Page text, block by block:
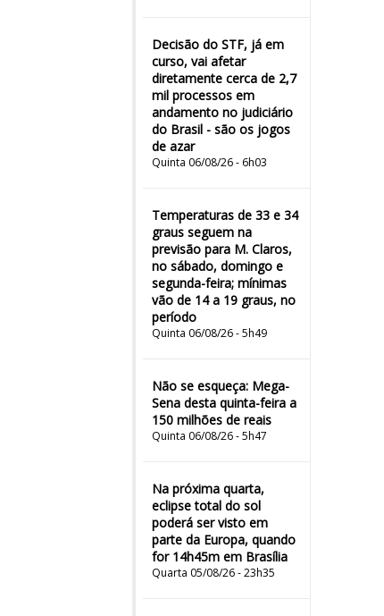
Decisão do STF, já em
curso, vai afetar
diretamente cerca de 2,7
mil processos em
andamento no judiciário
do Brasil - são os jogos
de azar
Quinta 06/08/26 - 6h03
Temperaturas de 33 e 34
graus seguem na
previsão para M. Claros,
no sábado, domingo e
segunda-feira; mínimas
vão de 14 a 19 graus, no
período
Quinta 06/08/26 - 5h49
Não se esqueça: Mega-
Sena desta quinta-feira a
150 milhões de reais
Quinta 06/08/26 - 5h47
Na próxima quarta,
eclipse total do sol
poderá ser visto em
parte da Europa, quando
for 14h45m em Brasília
Quarta 05/08/26 - 23h35